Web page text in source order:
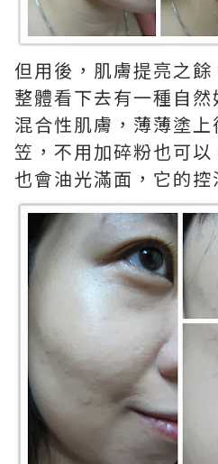
但用後，肌膚提亮之餘
整體看下去有一種自
混合性肌膚，薄薄塗
笠，不用加碎粉也可
也會油光滿面，它的控